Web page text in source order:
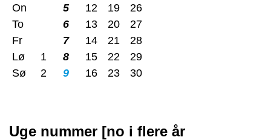
On
5 12 19
26
To
6 13 20
27
Fr
7 14 21
28
Lø
1 8 15 22
29
Sø
2 9 16 23 30
Uge nummer [no i flere år